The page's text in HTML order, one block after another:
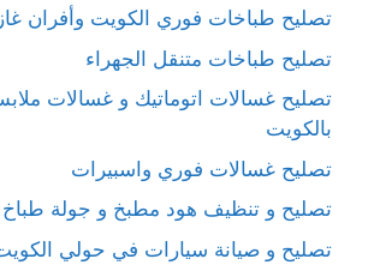
تصليح طباخات فوري الكويت وأفران غاز
تصليح طباخات متنقل الجهراء
تصليح غسالات اتوماتيك و غسالات
بالكويت
تصليح غسالات فوري واسبيرات
تصليح و تنظيف هود مطبخ و جولة طباخ
تصليح و صيانة سيارات في حولي